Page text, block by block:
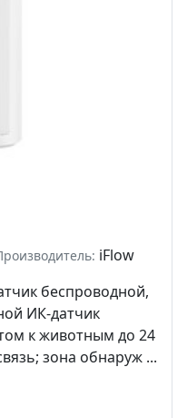
iFlow
беспроводной,
ИК-датчик
к животным до 24
зона обнаруж ...